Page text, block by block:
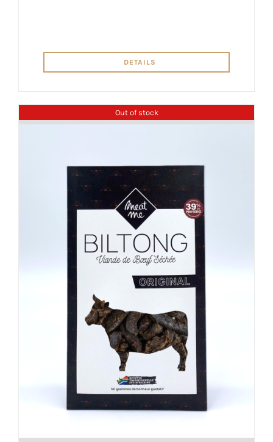
DETAILS
Out of stock